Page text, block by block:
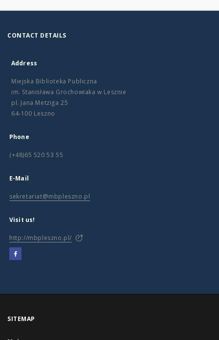
CONTACT DETAILS
Address
Miejska Biblioteka Publiczna
im. Stanisława Grochowiaka w Lesznie
pl. Jana Metziga 25
64-100 Leszno
Phone
(+48)65 520 53 55
E-Mail
sekretariat@mbpleszno.pl
Visit us!
http://mbpleszno.pl/
SITEMAP